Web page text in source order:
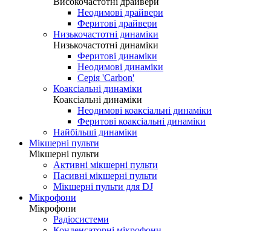
Неодимові драйвери
Феритові драйвери
Низькочастотні динаміки
Низькочастотні динаміки
Феритові динаміки
Неодимові динаміки
Серія 'Carbon'
Коаксіальні динаміки
Коаксіальні динаміки
Неодимові коаксіальні динаміки
Феритові коаксіальні динаміки
Найбільші динаміки
Мікшерні пульти
Мікшерні пульти
Активні мікшерні пульти
Пасивні мікшерні пульти
Мікшерні пульти для DJ
Мікрофони
Мікрофони
Радіосистеми